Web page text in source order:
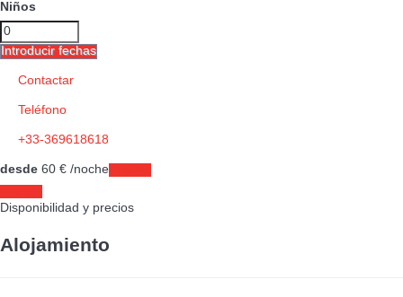
Niños
Introducir fechas
Contactar
Teléfono
+33-369618618
desde 60 € /noche
Disponibilidad y precios
Alojamiento